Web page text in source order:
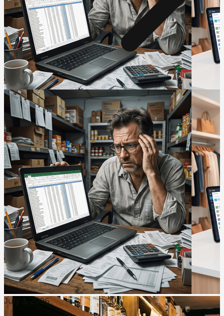
July 3, 2026